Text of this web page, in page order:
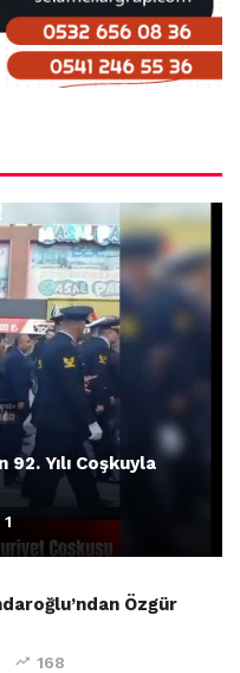
Yılı Coşkuyla
1
Özgür
168